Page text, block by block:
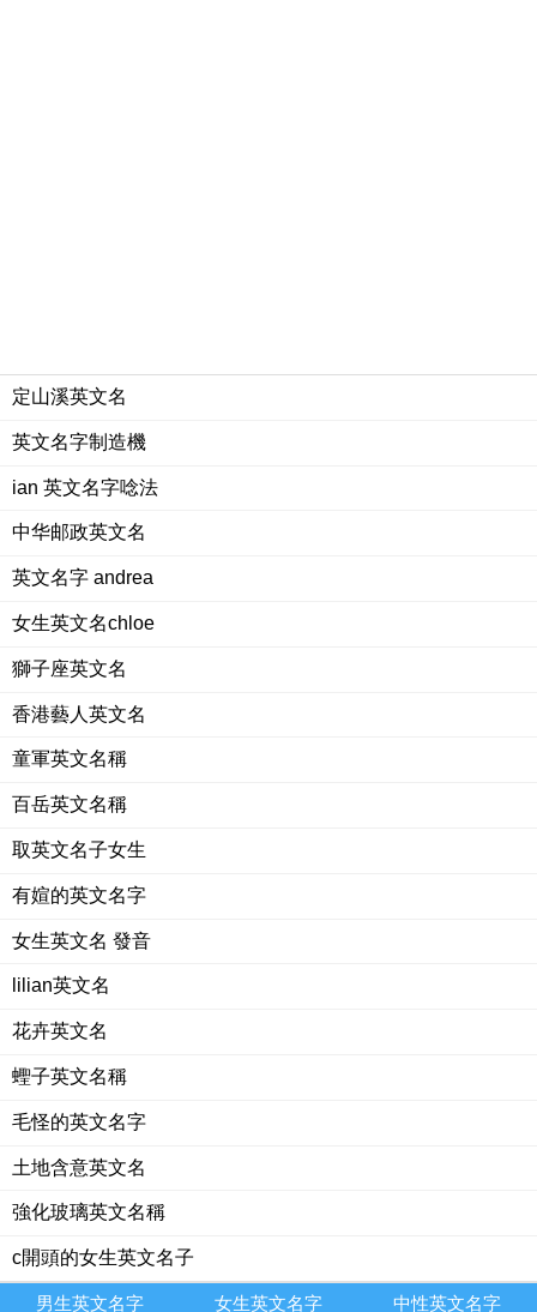
定山溪英文名
英文名字制造機
ian 英文名字唸法
中华邮政英文名
英文名字 andrea
女生英文名chloe
獅子座英文名
香港藝人英文名
童軍英文名稱
百岳英文名稱
取英文名子女生
有媗的英文名字
女生英文名 發音
lilian英文名
花卉英文名
蟶子英文名稱
毛怪的英文名字
土地含意英文名
強化玻璃英文名稱
c開頭的女生英文名子
男生英文名字 女生英文名字 中性英文名字